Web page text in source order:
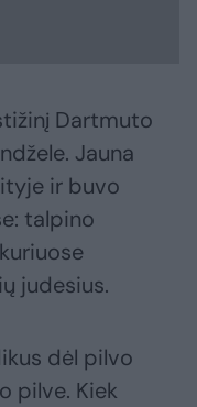
Dartmuto
Jauna
ir buvo
talpino
judesius.
dėl pilvo
pilve. Kiek